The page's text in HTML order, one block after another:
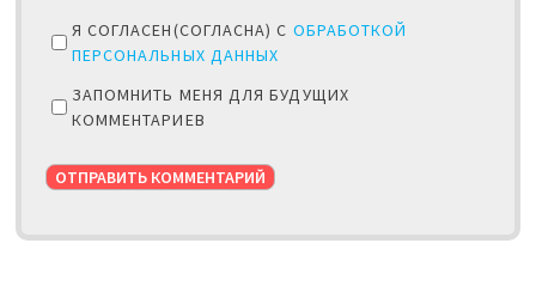
Я СОГЛАСЕН(СОГЛАСНА) С ОБРАБОТКОЙ
ПЕРСОНАЛЬНЫХ ДАННЫХ
ЗАПОМНИТЬ МЕНЯ ДЛЯ БУДУЩИХ
КОММЕНТАРИЕВ